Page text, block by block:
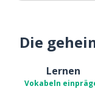
Die
Lernen
Vokabeln